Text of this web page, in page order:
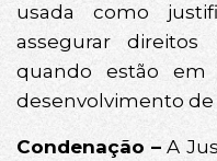
usada como
assegurar direitos
quando estão
desenvolvimento de
Condenação – A